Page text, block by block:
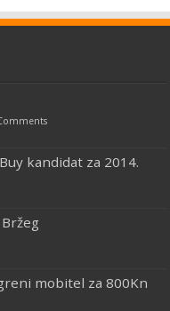
kandidat za 2014.
mobitel za 800Kn